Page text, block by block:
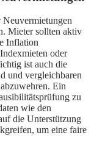
Mieter sollten aktiv
Inflation
oder
ist auch die
und vergleichbaren
Ein
zu
wie den
die Unterstützung
um eine faire